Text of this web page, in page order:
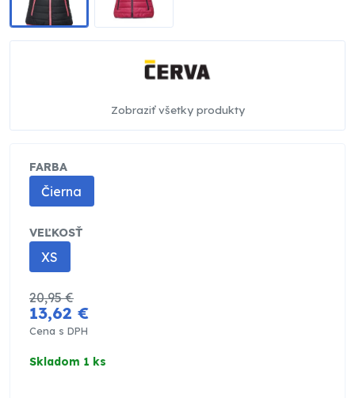
Zobraziť všetky produkty
FARBA
Čierna
VEĽKOSŤ
XS
20,95 €
13,62 €
Cena s DPH
Skladom 1 ks